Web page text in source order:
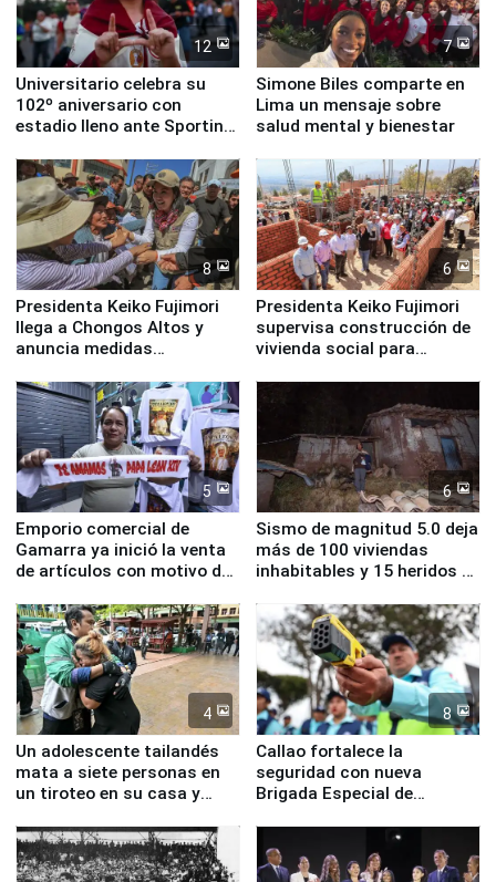
12
Universitario celebra su
102º aniversario con
estadio lleno ante Sporting
7
Simone Biles comparte en
Lima un mensaje sobre
salud mental y bienestar
8
Presidenta Keiko Fujimori
llega a Chongos Altos y
anuncia medidas
educación, salud y empleo
6
Presidenta Keiko Fujimori
supervisa construcción de
vivienda social para
5
Emporio comercial de
Gamarra ya inició la venta
de artículos con motivo de
6
Sismo de magnitud 5.0 deja
más de 100 viviendas
inhabitables y 15 heridos en
4
Un adolescente tailandés
mata a siete personas en
un tiroteo en su casa y
8
Callao fortalece la
seguridad con nueva
Brigada Especial de
equipamiento para
Serenazgo